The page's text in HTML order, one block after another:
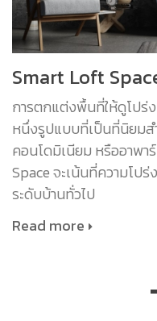
Smart Loft
การตกแต่งพื้นที่ให้ดูโปร่
หนึ่งรูปแบบที่เป็นที่นิยม
คอนโดมิเนียม หรืออาพา
Space จะเน้นที่ความโป
ระดับบ้านทั่วไป
Read more